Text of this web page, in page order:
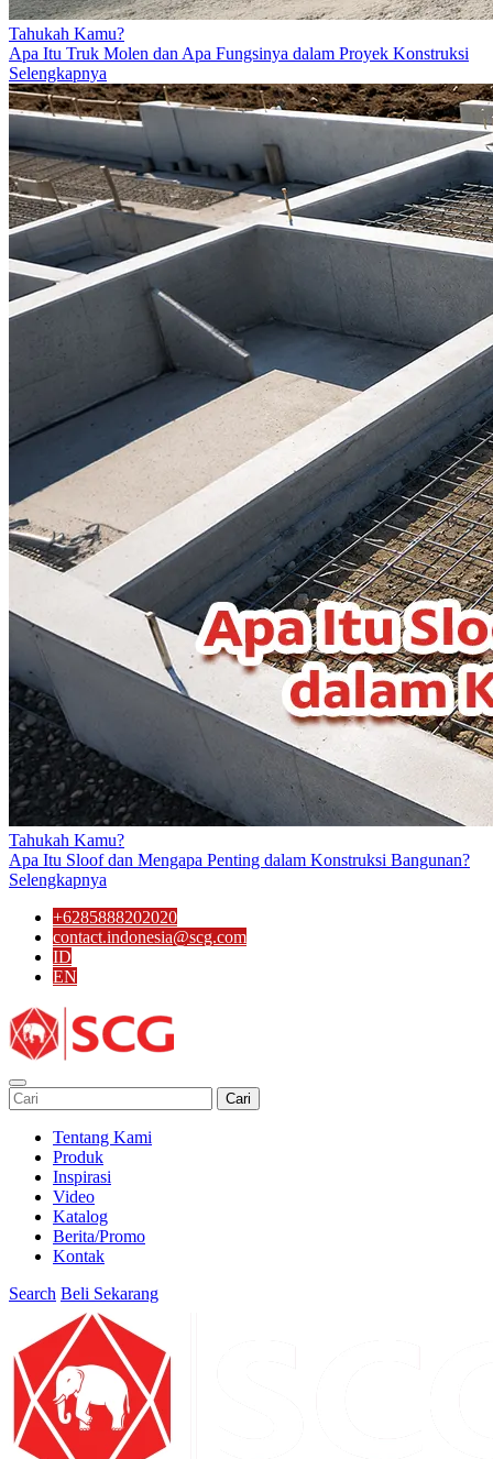
Tahukah Kamu?
Apa Itu Truk Molen dan Apa Fungsinya dalam Proyek Konstruksi
Selengkapnya
Tahukah Kamu?
Apa Itu Sloof dan Mengapa Penting dalam Konstruksi Bangunan?
Selengkapnya
+6285888202020
contact.indonesia@scg.com
ID
EN
Cari
Tentang Kami
Produk
Inspirasi
Video
Katalog
Berita/Promo
Kontak
Search Beli Sekarang